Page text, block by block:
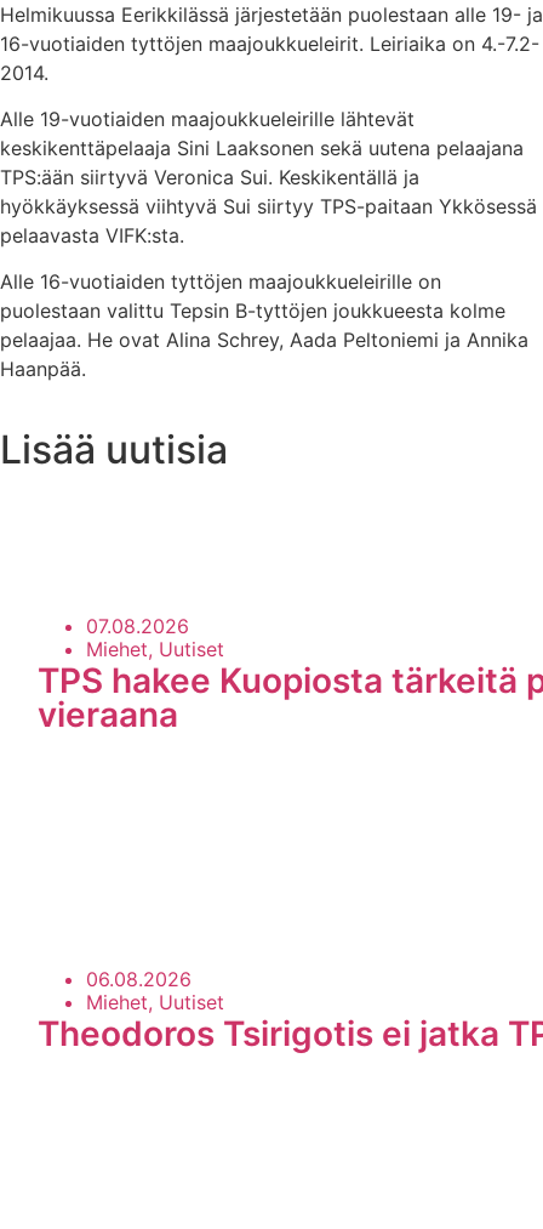
Helmikuussa Eerikkilässä järjestetään puolestaan alle 19- ja
16-vuotiaiden tyttöjen maajoukkueleirit. Leiriaika on 4.-7.2-
2014.
Alle 19-vuotiaiden maajoukkueleirille lähtevät
keskikenttäpelaaja Sini Laaksonen sekä uutena pelaajana
TPS:ään siirtyvä Veronica Sui. Keskikentällä ja
hyökkäyksessä viihtyvä Sui siirtyy TPS-paitaan Ykkösessä
pelaavasta VIFK:sta.
Alle 16-vuotiaiden tyttöjen maajoukkueleirille on
puolestaan valittu Tepsin B-tyttöjen joukkueesta kolme
pelaajaa. He ovat Alina Schrey, Aada Peltoniemi ja Annika
Haanpää.
Lisää uutisia
07.08.2026
Miehet, Uutiset
TPS hakee Kuopiosta tärkeitä
vieraana
06.08.2026
Miehet, Uutiset
Theodoros Tsirigotis ei jatka